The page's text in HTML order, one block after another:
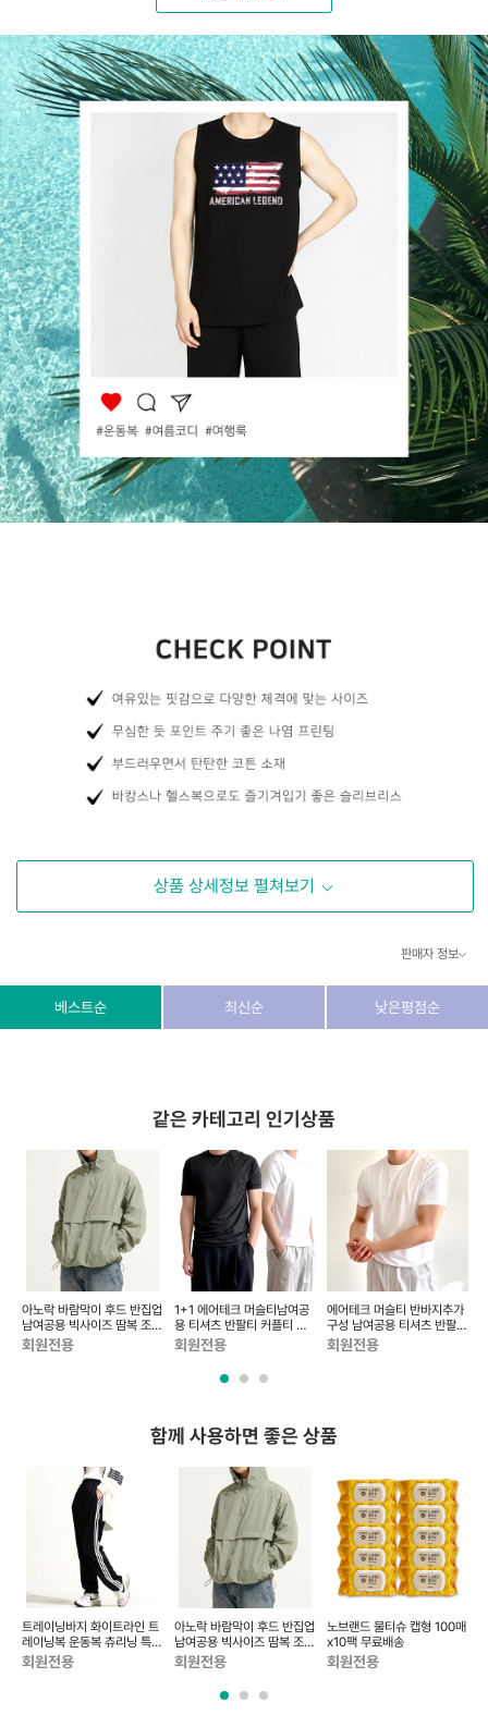
상품 상세정보 펼쳐보기
판매자 정보
상호/대표자 (주) 동이커머스
이메일 dongeecom@naver.com
소재지 경기도 고양시 덕양구 꽃마을로64, 1235호
베스트순 최신순 낮은평점순
같은 카테고리 인기상품
아노락 바람막이 후드 반집업
남여공용 빅사이즈 땀복 조깅
복 파라슈트팬츠
회원전용
1+1 에어테크 머슬티남여공
용 티셔츠 반팔티 커플티 베
이직티 무지티 헬스 레이...
회원전용
에어테크 머슬티 반바지추가
구성 남여공용 티셔츠 반팔티
커플티 베이직티 무지...
회원전용
함께 사용하면 좋은 상품
트레이닝바지 화이트라인 트
레이닝복 운동복 츄리닝 특양
면 커플룩 일상복 밴딩...
회원전용
아노락 바람막이 후드 반집업
남여공용 빅사이즈 땀복 조깅
복 파라슈트팬츠
회원전용
노브랜드 물티슈 캡형 100매
x10팩 무료배송
회원전용